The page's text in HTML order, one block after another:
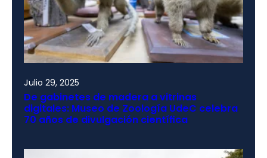
Julio 29, 2025
De gabinetes de madera a vitrinas
digitales: Museo de Zoología UdeC celebra
70 años de divulgación científica